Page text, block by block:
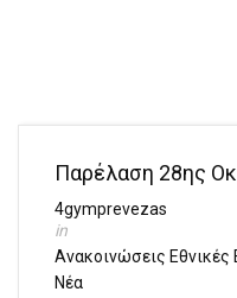
Παρέλαση 28ης
4gymprevezas
Ανακοινώσεις Εθνικές
Νέα